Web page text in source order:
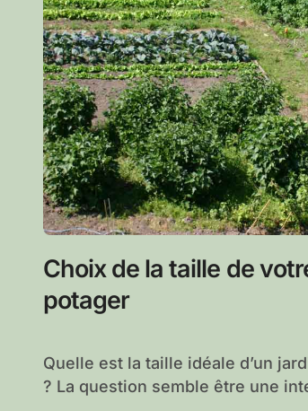
Choix de la taille de
potager
Quelle est la taille idéale d’un jardin potager
? La question semble être une